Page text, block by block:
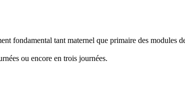
fondamental tant maternel que primaire des
ou encore en trois journées.